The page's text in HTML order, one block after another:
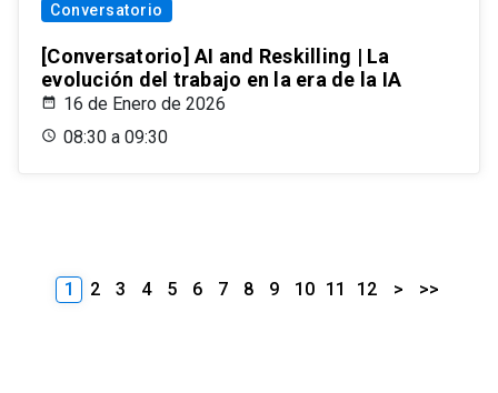
Conversatorio
[Conversatorio] AI and Reskilling | La
evolución del trabajo en la era de la IA
16 de Enero de 2026
08:30 a 09:30
1 2 3 4 5 6 7 8 9 10 11 12 > >>